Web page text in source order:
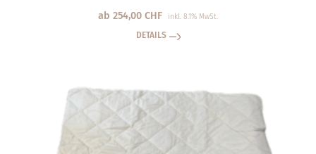
ab 254,00 CHF inkl. 8.1% MwSt.
DETAILS